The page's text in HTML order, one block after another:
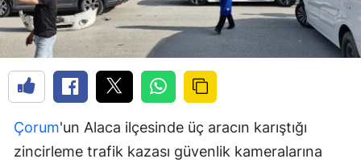
Çorum'un Alaca ilçesinde üç aracın karıştığı
zincirleme trafik kazası güvenlik kameralarına